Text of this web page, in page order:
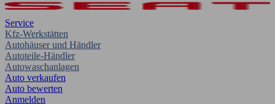
Service
Kfz-Werkstätten
Autohäuser und Händler
Autoteile-Händler
Autowaschanlagen
Auto verkaufen
Auto bewerten
Anmelden